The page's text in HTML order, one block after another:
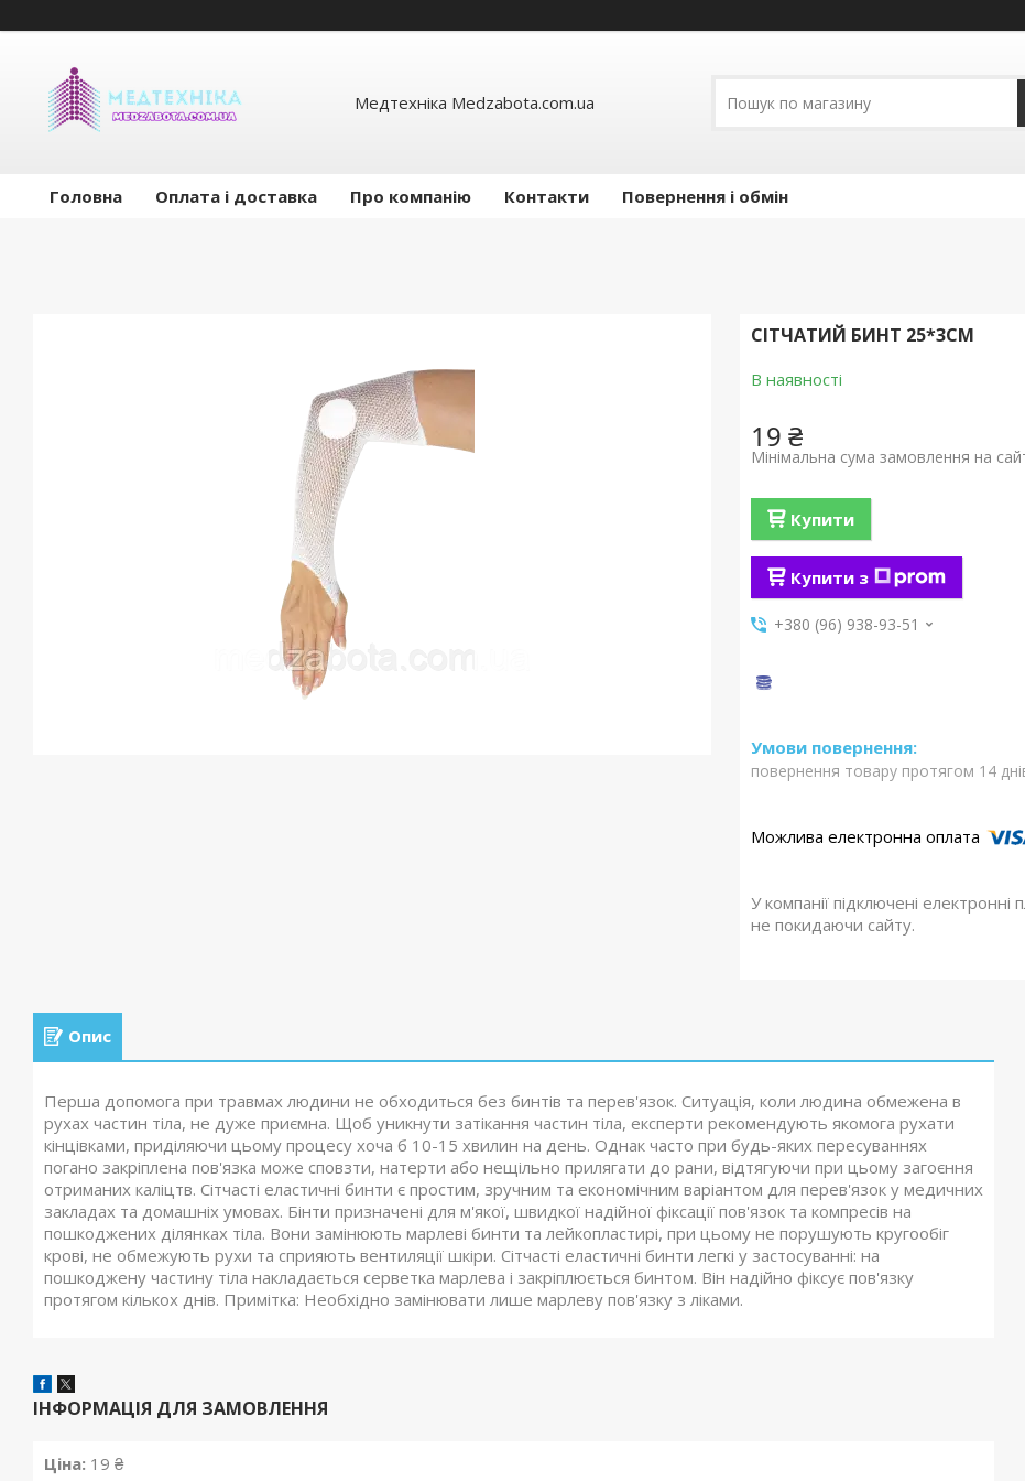
Медтехніка Medzabota.com.ua
Головна Оплата і доставка Про компанію Контакти Повернення і обмін
СІТЧАТИЙ БИНТ 25*3СМ
В наявності
19 ₴
Мінімальна сума замовлення на
Купити
Купити з
+380 (96) 938-93-51
повернення товару протягом 14
У компанії підключені
не покидаючи сайту.
Опис
Перша допомога при травмах людини не обходиться без бинтів та перев'язок. Ситуація, коли людина обмежена в
рухах частин тіла, не дуже приємна. Щоб уникнути затікання частин тіла, експерти рекомендують якомога рухати
кінцівками, приділяючи цьому процесу хоча б 10-15 хвилин на день. Однак часто при будь-яких пересуваннях
погано закріплена пов'язка може сповзти, натерти або нещільно прилягати до рани, відтягуючи при цьому загоєння
отриманих каліцтв. Сітчасті еластичні бинти є простим, зручним та економічним варіантом для перев'язок у медичних
закладах та домашніх умовах. Бінти призначені для м'якої, швидкої надійної фіксації пов'язок та компресів на
пошкоджених ділянках тіла. Вони замінюють марлеві бинти та лейкопластирі, при цьому не порушують кругообіг
крові, не обмежують рухи та сприяють вентиляції шкіри. Сітчасті еластичні бинти легкі у застосуванні: на
пошкоджену частину тіла накладається серветка марлева і закріплюється бинтом. Він надійно фіксує пов'язку
протягом кількох днів. Примітка: Необхідно замінювати лише марлеву пов'язку з ліками.
ІНФОРМАЦІЯ ДЛЯ ЗАМОВЛЕННЯ
Ціна: 19 ₴